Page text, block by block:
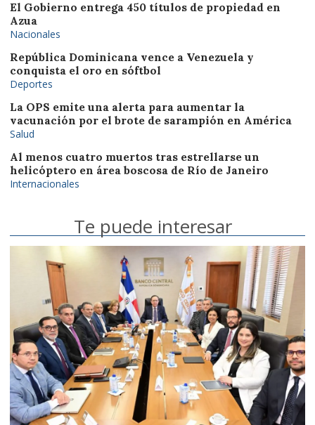
El Gobierno entrega 450 títulos de propiedad en
Azua
Nacionales
República Dominicana vence a Venezuela y
conquista el oro en sóftbol
Deportes
La OPS emite una alerta para aumentar la
vacunación por el brote de sarampión en América
Salud
Al menos cuatro muertos tras estrellarse un
helicóptero en área boscosa de Río de Janeiro
Internacionales
Te puede interesar